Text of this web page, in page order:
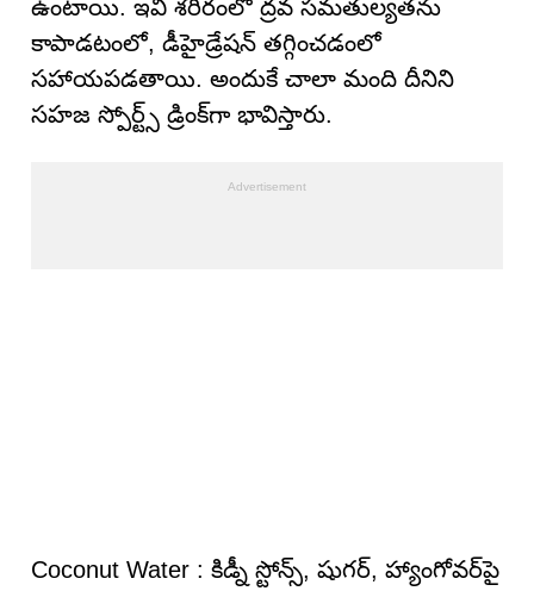
ఉంటాయి. ఇవి శరీరంలో ద్రవ సమతుల్యతను
కాపాడటంలో, డీహైడ్రేషన్ తగ్గించడంలో
సహాయపడతాయి. అందుకే చాలా మంది దీనిని
సహజ స్పోర్ట్స్ డ్రింక్‌గా భావిస్తారు.
Coconut Water : కిడ్నీ స్టోన్స్, షుగర్, హ్యాంగోవర్‌పై